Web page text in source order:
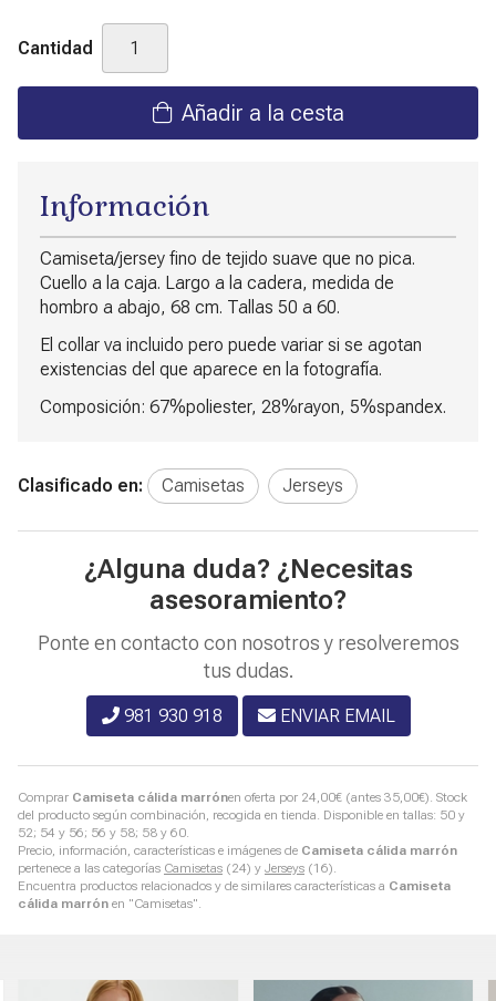
Cantidad
Añadir a la cesta
Comprar Camiseta cálida marrónen oferta por 24,00€ (antes 35,00€). Stock
del producto según combinación, recogida en tienda. Disponible en tallas: 50 y
52; 54 y 56; 56 y 58; 58 y 60.
Precio, información, características e imágenes de Camiseta cálida marrón
pertenece a las categorías Camisetas (24) y Jerseys (16).
Encuentra productos relacionados y de similares características a Camiseta
cálida marrón en "Camisetas".
Información
Camiseta/jersey fino de tejido suave que no pica.
Cuello a la caja. Largo a la cadera, medida de
hombro a abajo, 68 cm. Tallas 50 a 60.
El collar va incluido pero puede variar si se agotan
existencias del que aparece en la fotografía.
Composición: 67%poliester, 28%rayon, 5%spandex.
Clasificado en: Camisetas Jerseys
¿Alguna duda? ¿Necesitas
asesoramiento?
Ponte en contacto con nosotros y resolveremos
tus dudas.
981 930 918 ENVIAR EMAIL